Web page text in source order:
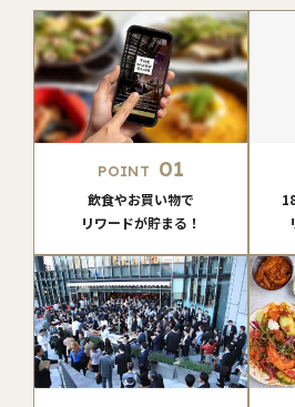
POINT 01
飲食やお買い物で
リワードが貯まる！